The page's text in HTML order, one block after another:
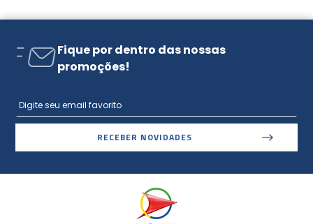
Fique por dentro das nossas
promoções!
RECEBER NOVIDADES